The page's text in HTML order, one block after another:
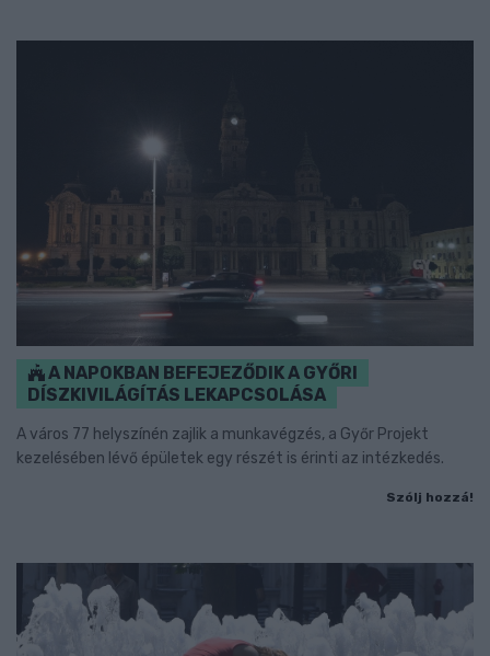
A NAPOKBAN BEFEJEZŐDIK A GYŐRI
DÍSZKIVILÁGÍTÁS LEKAPCSOLÁSA
A város 77 helyszínén zajlik a munkavégzés, a Győr Projekt
kezelésében lévő épületek egy részét is érinti az intézkedés.
Szólj hozzá!